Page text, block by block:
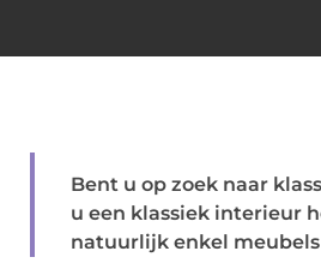
Bent u op zoek naar
u een klassiek interieur
natuurlijk enkel meubels